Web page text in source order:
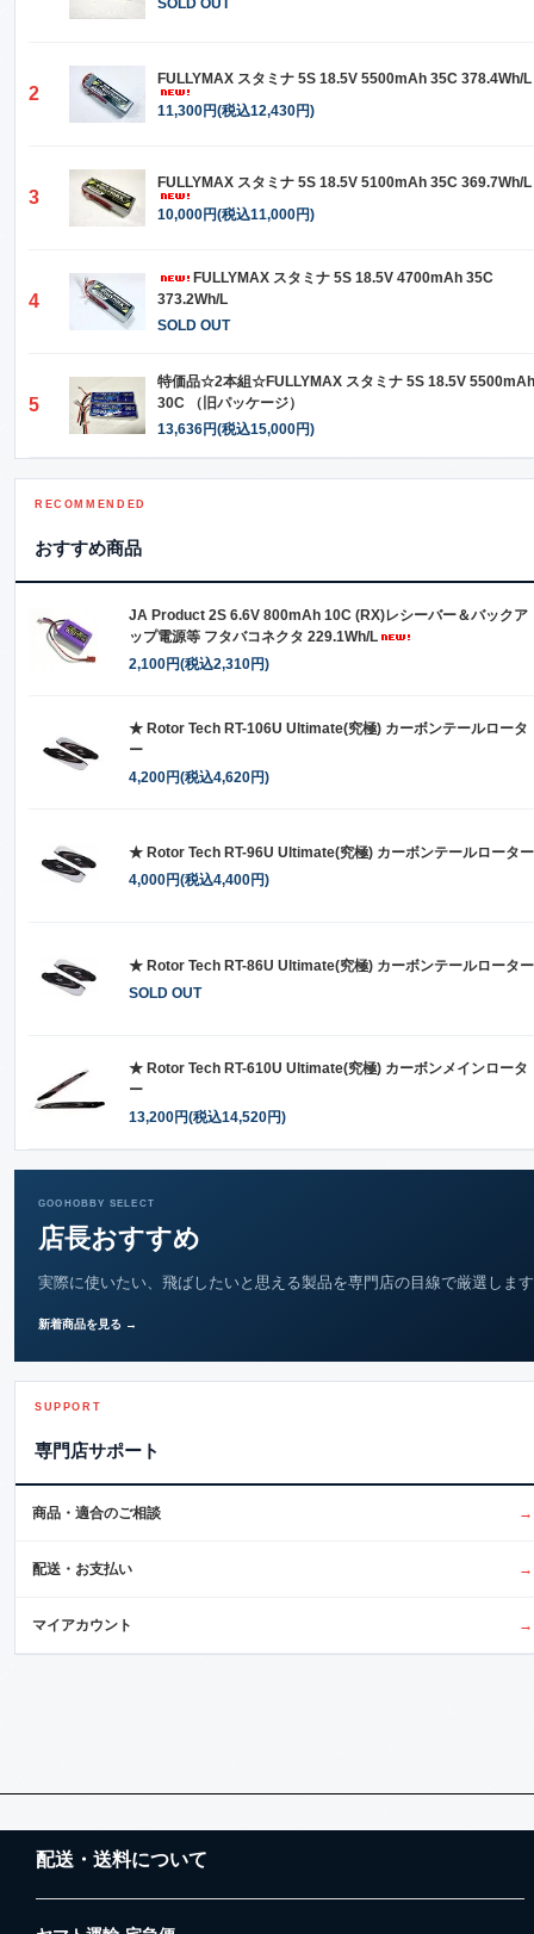
SOLD OUT
2
FULLYMAX スタミナ 5S 18.5V 5500mAh 35C 378.4Wh/L
11,300円(税込12,430円)
3
FULLYMAX スタミナ 5S 18.5V 5100mAh 35C 369.7Wh/L
10,000円(税込11,000円)
4
FULLYMAX スタミナ 5S 18.5V 4700mAh 35C
373.2Wh/L
SOLD OUT
5
特価品☆2本組☆FULLYMAX スタミナ 5S 18.5V 5500mAh
30C （旧パッケージ）
13,636円(税込15,000円)
RECOMMENDED
おすすめ商品
JA Product 2S 6.6V 800mAh 10C (RX)レシーバー＆バックア
ップ電源等 フタバコネクタ 229.1Wh/L
2,100円(税込2,310円)
★ Rotor Tech RT-106U Ultimate(究極) カーボンテールロータ
ー
4,200円(税込4,620円)
★ Rotor Tech RT-96U Ultimate(究極) カーボンテールローター
4,000円(税込4,400円)
★ Rotor Tech RT-86U Ultimate(究極) カーボンテールローター
SOLD OUT
★ Rotor Tech RT-610U Ultimate(究極) カーボンメインロータ
ー
13,200円(税込14,520円)
GOOHOBBY SELECT
店長おすすめ
実際に使いたい、飛ばしたいと思える製品を専門店の目線で厳選しま
新着商品を見る →
SUPPORT
専門店サポート
商品・適合のご相談 →
配送・お支払い →
マイアカウント →
配送・送料について